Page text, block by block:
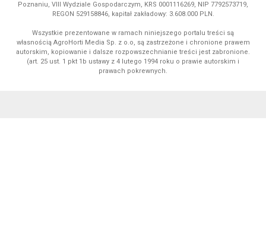
Poznaniu, VIII Wydziale Gospodarczym, KRS 0001116269, NIP 7792573719,
REGON 529158846, kapitał zakładowy: 3.608.000 PLN.
Wszystkie prezentowane w ramach niniejszego portalu treści są
własnością AgroHorti Media Sp. z o.o, są zastrzeżone i chronione prawem
autorskim, kopiowanie i dalsze rozpowszechnianie treści jest zabronione.
(art. 25 ust. 1 pkt 1b ustawy z 4 lutego 1994 roku o prawie autorskim i
prawach pokrewnych.